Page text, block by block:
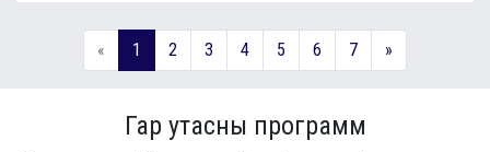
« 1 2 3 4 5 6 7 »
Гар утасны программ